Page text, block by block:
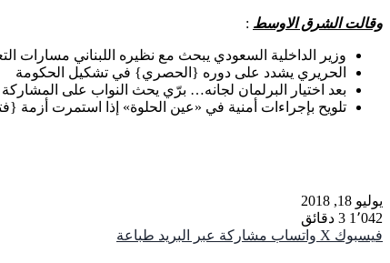
وقالت الشرق الاوسط :
وزير الداخلية السعودي يبحث مع نظيره اللبناني مسارات
الحريري يشدد على دوره {الحصري} في تشكيل الحكومة
بعد اختيار البرلمان لجانه… برّي يحث النواب على المشاركة
تلويح بإجراءات أمنية في «عين الحلوة» إذا استمرت
يوليو 18, 2018
1٬042 3 دقائق
فيسبوك ‫X واتساب مشاركة عبر البريد طباعة